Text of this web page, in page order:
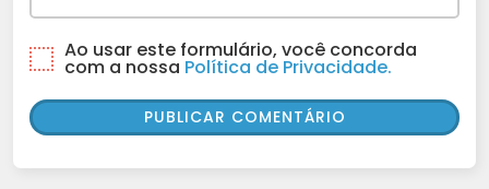
Ao usar este formulário, você concorda
com a nossa Política de Privacidade.